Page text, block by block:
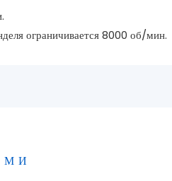
ограничивается 8000 об/мин.